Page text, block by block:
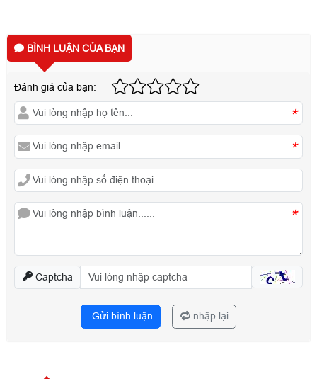
BÌNH LUẬN CỦA BẠN
Đánh giá của bạn:
*
*
*
Captcha
Gửi bình luận nhập lại